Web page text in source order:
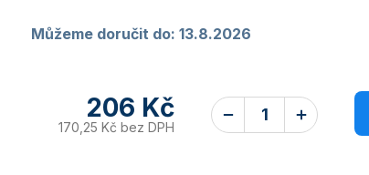
Můžeme doručit do: 13.8.2026
206 Kč
170,25 Kč bez DPH